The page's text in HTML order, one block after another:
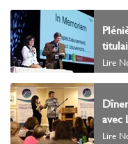
Lire
avec
Lire